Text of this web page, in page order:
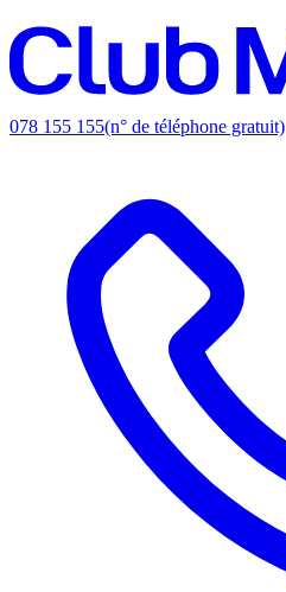
078 155 155(n° de téléphone gratuit)